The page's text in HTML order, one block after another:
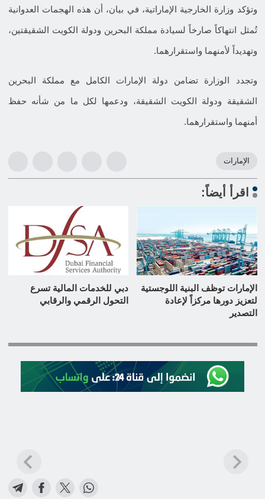
وتؤكد وزارة الخارجية الإماراتية، في بيان، أن هذه الهجمات العدوانية
تُمثل انتهاكاً صارخاً لسيادة مملكة البحرين ودولة الكويت الشقيقتين،
وتهديداً لأمنهما واستقرارهما.
وتجدد الوزارة تضامن دولة الإمارات الكامل مع مملكة البحرين
الشقيقة ودولة الكويت الشقيقة، ودعمها لكل ما من شأنه حفظ
أمنهما واستقرارهما.
الإمارات
اقرأ أيضاً:
الإمارات توظف البنية اللوجستية
لتعزيز دورها مركزاً لإعادة
التصدير
دبي للخدمات المالية تسرع
التحول الرقمي والرقابي